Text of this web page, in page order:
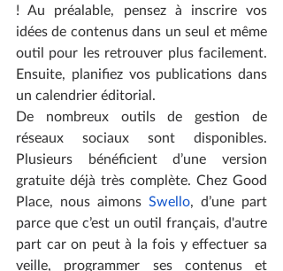
! Au préalable, pensez à inscrire vos
idées de contenus dans un seul et même
outil pour les retrouver plus facilement.
Ensuite, planifiez vos publications dans
un calendrier éditorial.
De nombreux outils de gestion de
réseaux sociaux sont disponibles.
Plusieurs bénéficient d’une version
gratuite déjà très complète. Chez Good
Place, nous aimons Swello, d’une part
parce que c’est un outil français, d'autre
part car on peut à la fois y effectuer sa
veille, programmer ses contenus et